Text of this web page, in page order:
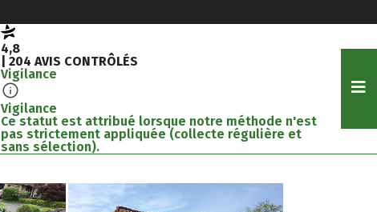
4,8
| 204 AVIS CONTRÔLÉS
Vigilance
Vigilance
Ce statut est attribué lorsque notre méthode n'est
pas strictement appliquée (collecte régulière et
sans sélection).